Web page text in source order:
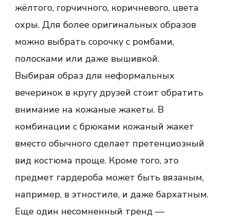
жёлтого, горчичного, коричневого, цвета
охры. Для более оригинальных образов
можно выбрать сорочку с ромбами,
полосками или даже вышивкой.
Выбирая образ для неформальных
вечеринок в кругу друзей стоит обратить
внимание на кожаные жакеты. В
комбинации с брюками кожаный жакет
вместо обычного сделает претенциозный
вид костюма проще. Кроме того, это
предмет гардероба может быть вязаным,
например, в этностиле, и даже бархатным.
Еще один несомненный тренд —